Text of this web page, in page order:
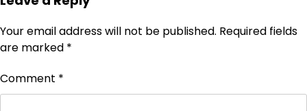
Your email address will not be published. Required fields
are marked *
Comment *